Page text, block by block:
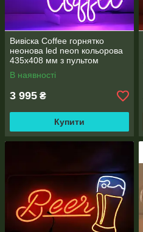
Вивіска Coffee горнятко
неонова led neon кольорова
435х408 мм з пультом
В наявності
3 995 ₴
Купити